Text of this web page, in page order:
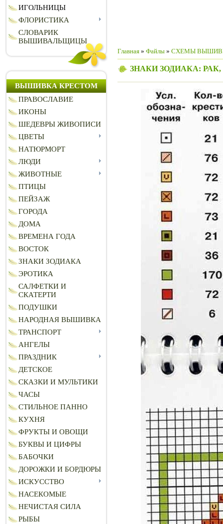
ИГОЛЬНИЦЫ
ФЛОРИСТИКА
СЛОВАРИК
ВЫШИВАЛЬЩИЦЫ
ВЫШИВКА КРЕСТОМ
ПРАВОСЛАВИЕ
ИКОНЫ
ШЕДЕВРЫ ЖИВОПИСИ
ЦВЕТЫ
НАТЮРМОРТ
ЛЮДИ
ЖИВОТНЫЕ
ПТИЦЫ
ПЕЙЗАЖ
ГОРОДА
ДОМА
ВРЕМЕНА ГОДА
ВОСТОК
ЗНАКИ ЗОДИАКА
ЭРОТИКА
САЛФЕТКИ И
СКАТЕРТИ
ПОДУШКИ
НАРОДНАЯ ВЫШИВКА
ТРАНСПОРТ
АНГЕЛЫ
ПРАЗДНИК
ДЕТСКОЕ
СКАЗКИ И МУЛЬТИКИ
ЧАСЫ
СТИЛЬНОЕ ПАННО
КУХНЯ
ФРУКТЫ И ОВОЩИ
БУКВЫ И ЦИФРЫ
БАБОЧКИ
ДОРОЖКИ И БОРДЮРЫ
ИСКУССТВО
НАСЕКОМЫЕ
НЕЧИСТАЯ СИЛА
РЫБЫ
Главная » Файлы » СХЕМЫ
ЗНАКИ ЗОДИАКА: